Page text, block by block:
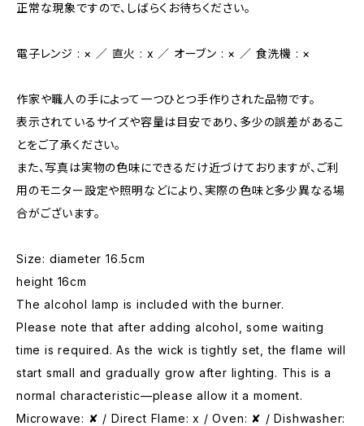
正常な現象ですので、しばらくお待ちください。
電子レンジ : × ／ 直火 : x ／ オーブン : × ／ 食洗機 : ×
作家や職人の手によって一つひとつ手作りされた品物です。
表示されているサイズや容量は目安であり、多少の誤差があるこ
とをご了承ください。
また、写真は実物の色味にできるだけ近づけておりますが、ご利
用のモニター設定や照明などにより、実際の色味と多少異なる場
合がございます。
Size: diameter 16.5cm
height 16cm
The alcohol lamp is included with the burner.
Please note that after adding alcohol, some waiting
time is required. As the wick is tightly set, the flame will
start small and gradually grow after lighting. This is a
normal characteristic—please allow it a moment.
Microwave: ✘ / Direct Flame: x / Oven: ✘ / Dishwasher: